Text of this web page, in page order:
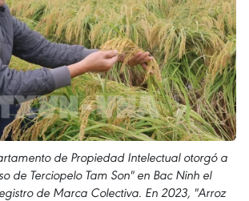
de Propiedad Intelectual otorgó a
de Terciopelo Tam Son" en Bac Ninh el
de Marca Colectiva. En 2023, "Arroz